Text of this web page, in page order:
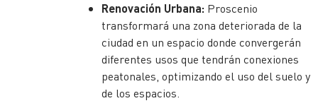
Renovación Urbana: Proscenio
transformará una zona deteriorada de la
ciudad en un espacio donde convergerán
diferentes usos que tendrán conexiones
peatonales, optimizando el uso del suelo y
de los espacios.